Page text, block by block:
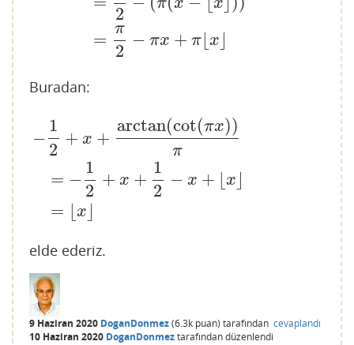
2
π x x
=
π
2
− πx + π⌊ x ⌋
Buradan:
−
1
2
+ x +
arctan(cot(πx))
π
= −
1
2
+ x +
1
2
− x + ⌊x ⌋
= ⌊x ⌋
arctan πx x 1
elde ederiz.
9 Haziran 2020 DoganDonmez(6.3k puan) tarafından cevaplandı
10 Haziran 2020 DoganDonmeztarafındandüzenlendi